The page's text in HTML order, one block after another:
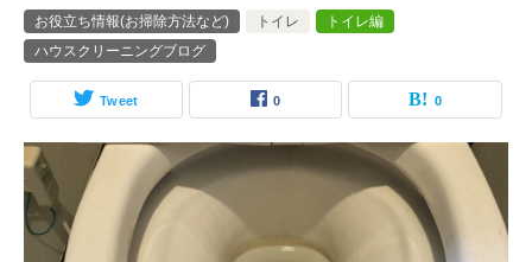
お役立ち情報(お掃除方法など)
トイレ
トイレ編
ハウスクリーニングブログ
Tweet 0 0